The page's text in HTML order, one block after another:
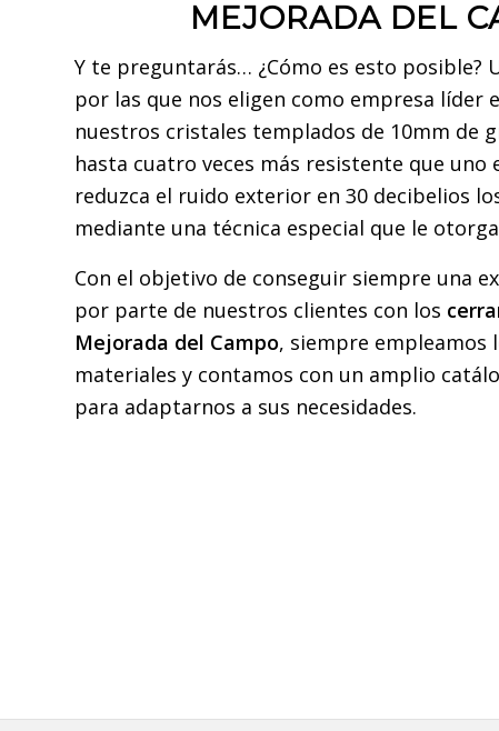
MEJORADA DEL
Y te preguntarás… ¿Cómo es esto posible?
por las que nos eligen como empresa líder
nuestros cristales templados de 10mm de
hasta cuatro veces más resistente que uno
reduzca el ruido exterior en 30 decibelios
mediante una técnica especial que le
Con el objetivo de conseguir siempre una
por parte de nuestros clientes con los
Mejorada del Campo, siempre empleamos
materiales y contamos con un amplio
para adaptarnos a sus necesidades.